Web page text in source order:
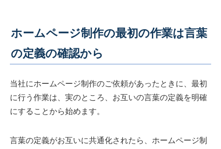
ホームページ制作の最初の作業は言葉
の定義の確認から
当社にホームページ制作のご依頼があったときに、最初
に行う作業は、実のところ、お互いの言葉の定義を明確
にすることから始めます。
言葉の定義がお互いに共通化されたら、ホームページ制